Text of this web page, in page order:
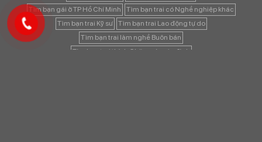
Tìm bạn gái ở TP Hồ Chí Minh
Tìm bạn trai có Nghề nghiệp khác
Tìm bạn trai Kỹ sư
Tìm bạn trai Lao động tự do
Tìm bạn trai làm nghề Buôn bán
Tìm bạn trai thích Chăm sóc gia đình